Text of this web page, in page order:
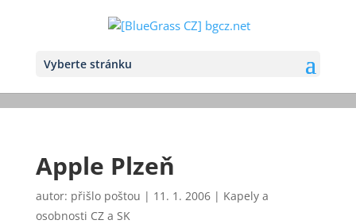
Vyberte stránku
Apple Plzeň
autor: přišlo poštou | 11. 1. 2006| Kapely a
osobnosti CZ a SK